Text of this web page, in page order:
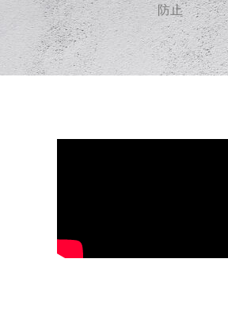
防止